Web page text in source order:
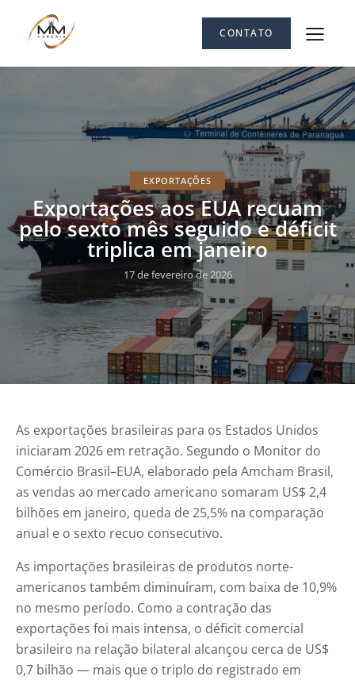
CONTATO
EXPORTAÇÕES
Exportações aos EUA recuam
pelo sexto mês seguido e déficit
triplica em janeiro
17 de fevereiro de 2026
As exportações brasileiras para os Estados Unidos
iniciaram 2026 em retração. Segundo o Monitor do
Comércio Brasil–EUA, elaborado pela Amcham Brasil,
as vendas ao mercado americano somaram US$ 2,4
bilhões em janeiro, queda de 25,5% na comparação
anual e o sexto recuo consecutivo.
As importações brasileiras de produtos norte-
americanos também diminuíram, com baixa de 10,9%
no mesmo período. Como a contração das
exportações foi mais intensa, o déficit comercial
brasileiro na relação bilateral alcançou cerca de US$
0,7 bilhão — mais que o triplo do registrado em